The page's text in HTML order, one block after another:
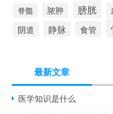
脊髓 脓肿 膀胱
阴道 静脉 食管
最新文章
医学知识是什么